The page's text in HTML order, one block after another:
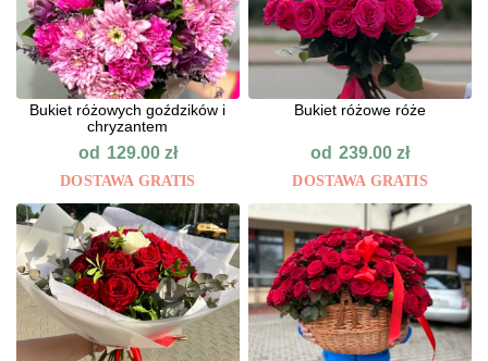
Bukiet różowych goździków i
chryzantem
od 129.00 zł
DOSTAWA GRATIS
Bukiet różowe róże
od 239.00zł
DOSTAWA GRATIS